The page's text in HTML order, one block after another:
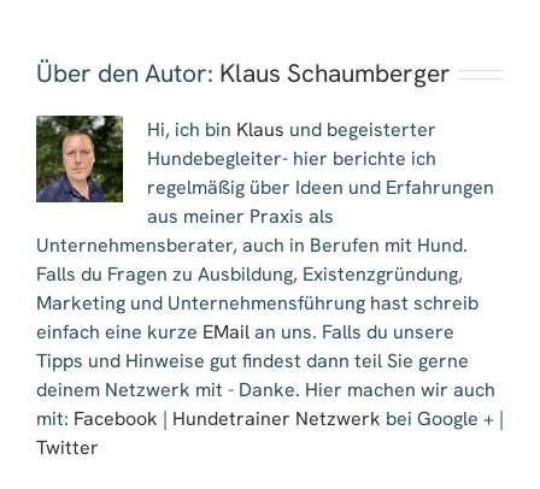
Über den Autor: Klaus Schaumberger
Hi, ich bin Klaus und begeisterter
Hundebegleiter- hier berichte ich
regelmäßig über Ideen und Erfahrungen
aus meiner Praxis als
Unternehmensberater, auch in Berufen mit Hund.
Falls du Fragen zu Ausbildung, Existenzgründung,
Marketing und Unternehmensführung hast schreib
einfach eine kurze EMailan uns. Falls du unsere
Tipps und Hinweise gut findest dann teil Sie gerne
deinem Netzwerk mit - Danke. Hier machen wir auch
mit: Facebook | Hundetrainer Netzwerk bei Google + |
Twitter